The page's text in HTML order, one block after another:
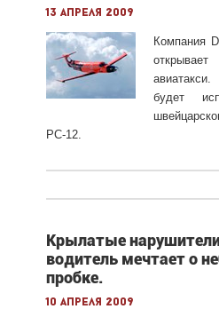
13 апреля 2009
Компания
будет
PC-12.
Крылатые
водитель мечтает о
пробке.
10 апреля 2009